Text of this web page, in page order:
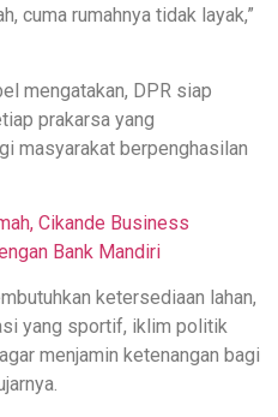
cuma rumahnya tidak layak,”
mengatakan, DPR siap
prakarsa yang
masyarakat berpenghasilan
Cikande Business
Bank Mandiri
ketersediaan lahan,
yang sportif, iklim politik
menjamin ketenangan bagi